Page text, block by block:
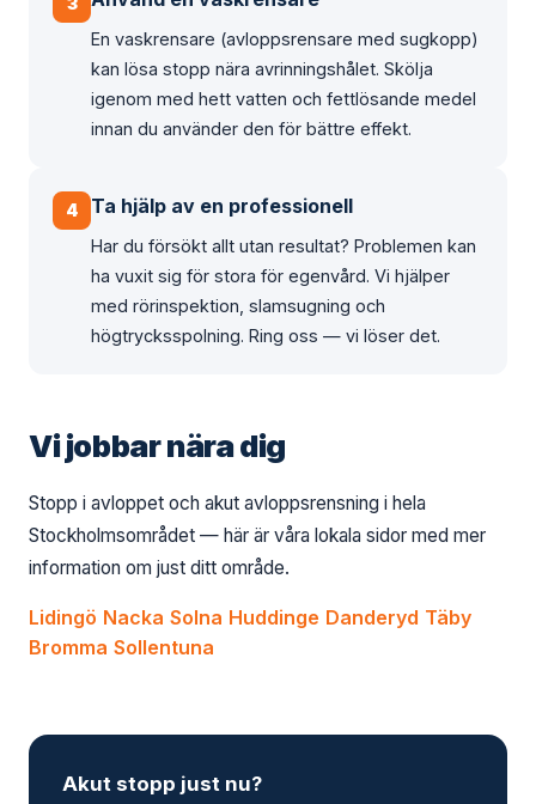
En vaskrensare (avloppsrensare med sugkopp)
kan lösa stopp nära avrinningshålet. Skölja
igenom med hett vatten och fettlösande medel
innan du använder den för bättre effekt.
4 Ta hjälp av en professionell
Har du försökt allt utan resultat? Problemen kan
ha vuxit sig för stora för egenvård. Vi hjälper
med rörinspektion, slamsugning och
högtrycksspolning. Ring oss — vi löser det.
Vi jobbar nära dig
Stopp i avloppet och akut avloppsrensning i hela
Stockholmsområdet — här är våra lokala sidor med mer
information om just ditt område.
Lidingö Nacka Solna Huddinge Danderyd Täby
Bromma Sollentuna
Akut stopp just nu?